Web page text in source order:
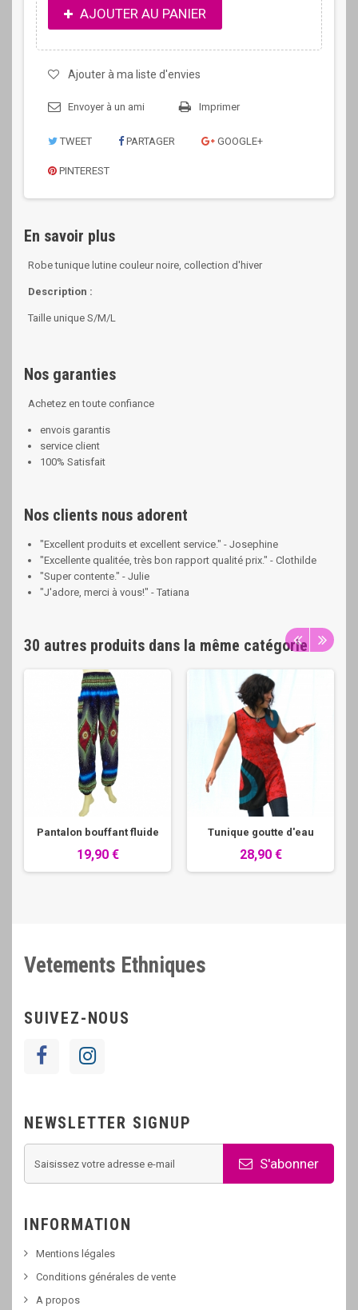
AJOUTER AU PANIER
Ajouter à ma liste d'envies
Envoyer à un ami Imprimer
TWEET PARTAGER GOOGLE+
PINTEREST
En savoir plus
Robe tunique lutine couleur noire, collection d'hiver
Description :
Taille unique S/M/L
Nos garanties
Achetez en toute confiance
envois garantis
service client
100% Satisfait
Nos clients nous adorent
"Excellent produits et excellent service." - Josephine
"Excellente qualitée, très bon rapport qualité prix." - Clothilde
"Super contente." - Julie
"J'adore, merci à vous!" - Tatiana
30 autres produits dans la même catégorie
Pantalon bouffant fluide
19,90 €
Tunique goutte d'eau
28,90 €
Vetements Ethniques
SUIVEZ-NOUS
NEWSLETTER SIGNUP
S'abonner
INFORMATION
Mentions légales
Conditions générales de vente
A propos